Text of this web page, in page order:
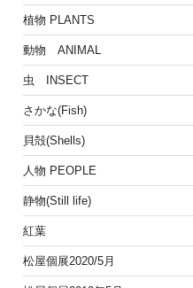
植物 PLANTS
動物 ANIMAL
虫 INSECT
さかな(Fish)
貝殻(Shells)
人物 PEOPLE
静物(Still life)
紅葉
松屋個展2020/5月